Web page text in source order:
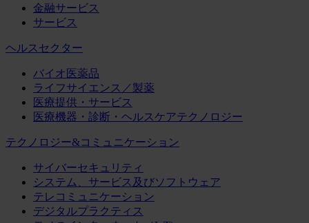
金融サービス
サービス
ヘルスセクター
バイオ医薬品
ライフサイエンス／製薬
医療提供・サービス
医療機器・診断・ヘルスケアテクノロジー
テクノロジー&コミュニケーション
サイバーセキュリティ
システム、サービス及びソフトウェア
テレコミュニケーション
デジタルプラクティス